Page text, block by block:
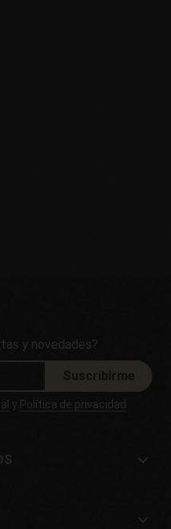
y novedades?
Suscribirme
y Política de privacidad